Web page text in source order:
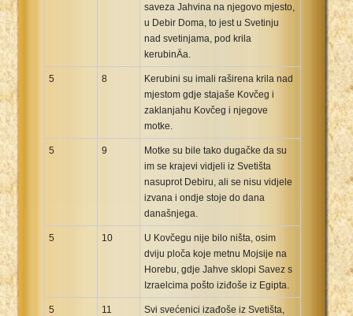
saveza Jahvina na njegovo mjesto,
u Debir Doma, to jest u Svetinju
nad svetinjama, pod krila
kerubinÄa.
5 8
Kerubini su imali raširena krila nad
mjestom gdje stajaše Kovčeg i
zaklanjahu Kovčeg i njegove
motke.
5 9
Motke su bile tako dugačke da su
im se krajevi vidjeli iz Svetišta
nasuprot Debiru, ali se nisu vidjele
izvana i ondje stoje do dana
današnjega.
5 10
U Kovčegu nije bilo ništa, osim
dviju ploča koje metnu Mojsije na
Horebu, gdje Jahve sklopi Savez s
Izraelcima pošto iziđoše iz Egipta.
5 11
Svi svećenici izađoše iz Svetišta,